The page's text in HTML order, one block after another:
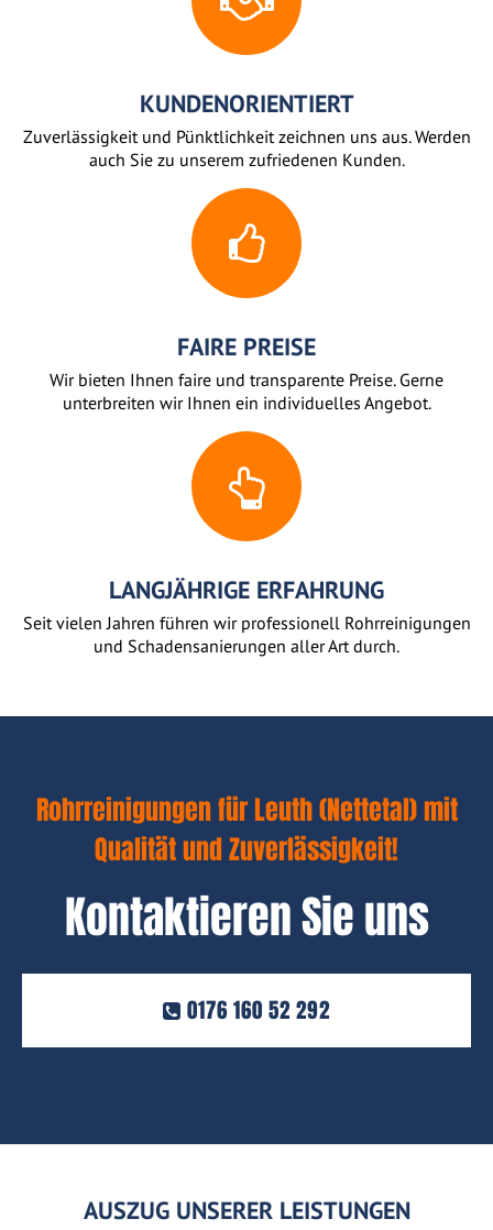
KUNDENORIENTIERT
Zuverlässigkeit und Pünktlichkeit zeichnen uns aus. Werden
auch Sie zu unserem zufriedenen Kunden.
FAIRE PREISE
Wir bieten Ihnen faire und transparente Preise. Gerne
unterbreiten wir Ihnen ein individuelles Angebot.
LANGJÄHRIGE ERFAHRUNG
Seit vielen Jahren führen wir professionell Rohrreinigungen
und Schadensanierungen aller Art durch.
Rohrreinigungen für Leuth (Nettetal) mit
Qualität und Zuverlässigkeit!
Kontaktieren Sie uns
0176 160 52 292
AUSZUG UNSERER LEISTUNGEN